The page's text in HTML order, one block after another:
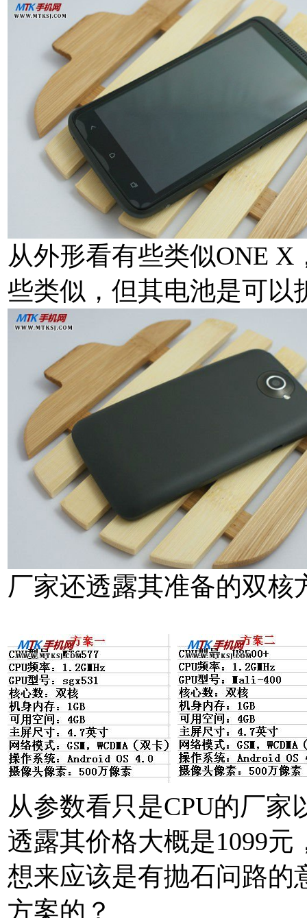
从外形看有些类似ONE
些类似，但其电池是可以
厂家还透露其准备的双核
从参数看只是CPU的厂
透露其价格大概是1099
想来应该是有抛石问路的
方案的？